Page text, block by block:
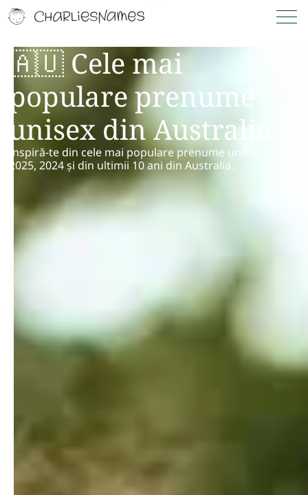
🇦🇺 Cele mai
populare prenume
unisex din Australia
Inspiră-te din cele mai populare prenume unisex din
2025, 2024 și din ultimii 10 ani din Australia.